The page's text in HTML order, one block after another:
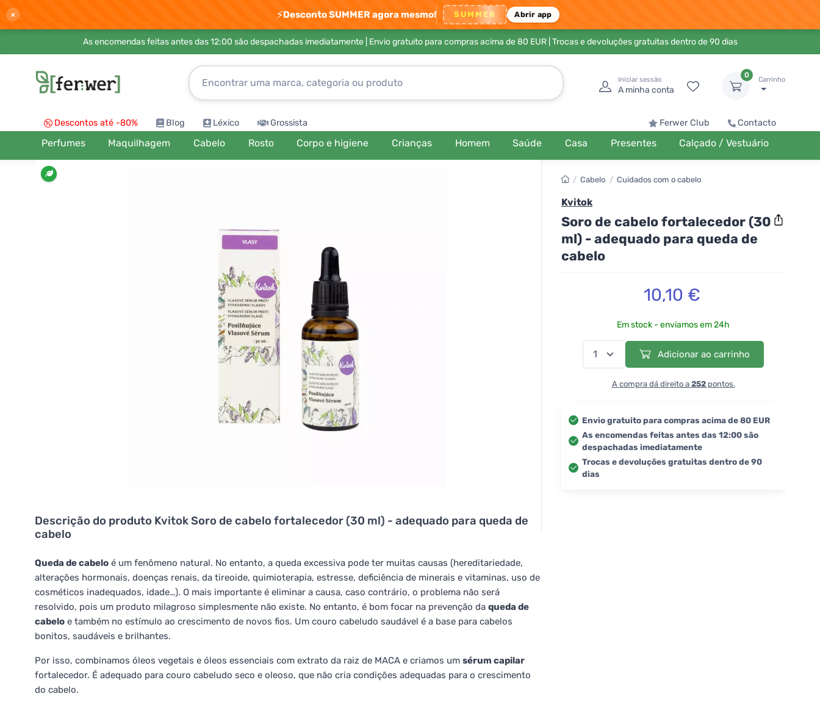
× ⚡Desconto SUMMER agora mesmo! SUMMER Abrir app
As encomendas feitas antes das 12:00 são despachadas imediatamente | Envio gratuito para compras acima de 80 EUR| Trocas e devoluções gratuitas dentro de 90 dias
Iniciar sessão
A minha conta
0
Carrinho
Descontos até -80% Blog Léxico Grossista Ferwer Club Contacto
Perfumes Maquilhagem Cabelo Rosto Corpo e higiene Crianças Homem Saúde Casa Presentes Calçado / Vestuário
Descrição do produto Kvitok Soro de cabelo fortalecedor (30 ml) - adequado para queda de
cabelo
Queda de cabelo é um fenômeno natural. No entanto, a queda excessiva pode ter muitas causas (hereditariedade,
alterações hormonais, doenças renais, da tireoide, quimioterapia, estresse, deficiência de minerais e vitaminas, uso de
cosméticos inadequados, idade…). O mais importante é eliminar a causa, caso contrário, o problema não será
resolvido, pois um produto milagroso simplesmente não existe. No entanto, é bom focar na prevenção da queda de
cabelo e também no estímulo ao crescimento de novos fios. Um couro cabeludo saudável é a base para cabelos
bonitos, saudáveis e brilhantes.
Por isso, combinamos óleos vegetais e óleos essenciais com extrato da raiz de MACA e criamos um sérum capilar
fortalecedor. É adequado para couro cabeludo seco e oleoso, que não cria condições adequadas para o crescimento
do cabelo.
/ Cabelo / Cuidados com o cabelo
Kvitok
Soro de cabelo fortalecedor (30
ml) - adequado para queda de
cabelo
10,10 €
Em stock - enviamos em 24h
Adicionar ao carrinho
A compra dá direito a 252pontos.
Envio gratuito para compras acima de 80 EUR
As encomendas feitas antes das 12:00 são
despachadas imediatamente
Trocas e devoluções gratuitas dentro de 90
dias